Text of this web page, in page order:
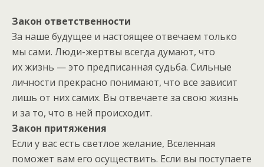
Закон ответственности
За наше будущее и настоящее отвечаем только
мы сами. Люди-жертвы всегда думают, что
их жизнь — это предписанная судьба. Сильные
личности прекрасно понимают, что все зависит
лишь от них самих. Вы отвечаете за свою жизнь
и за то, что в ней происходит.
Закон притяжения
Если у вас есть светлое желание, Вселенная
поможет вам его осуществить. Если вы поступаете